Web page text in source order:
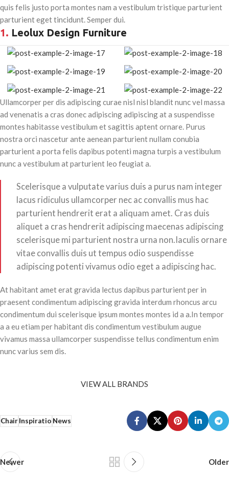
quis felis justo porta montes nam a vestibulum tristique parturient
parturient eget tincidunt. Semper dui.
1. Leolux Design Furniture
Ullamcorper per dis adipiscing curae nisl nisl blandit nunc vel massa
ad venenatis a cras donec adipiscing adipiscing at a suspendisse
montes habitasse vestibulum et sagittis aptent ornare. Purus
nostra orci nascetur ante aenean parturient nullam conubia
parturient a porta felis dapibus potenti magna turpis a vestibulum
nunc a vestibulum at parturient leo feugiat a.
Scelerisque a vulputate varius duis a purus nam integer
lacus ridiculus ullamcorper nec ac convallis mus hac
parturient hendrerit erat a aliquam amet. Cras duis
aliquet a cras hendrerit adipiscing maecenas adipiscing
scelerisque mi parturient nostra urna non.Iaculis ornare
vitae convallis duis ut tempus odio suspendisse
adipiscing potenti vivamus odio eget a adipiscing hac.
At habitant amet erat gravida lectus dapibus parturient per in
praesent condimentum adipiscing gravida interdum rhoncus arcu
condimentum dui scelerisque ipsum montes montes id a a.In tempor
a a eu etiam per habitant dis condimentum vestibulum augue
vivamus massa ullamcorper suspendisse tellus condimentum enim
nunc varius sem dis.
VIEW ALL BRANDS
ChairInspiratioNews
Newer Older